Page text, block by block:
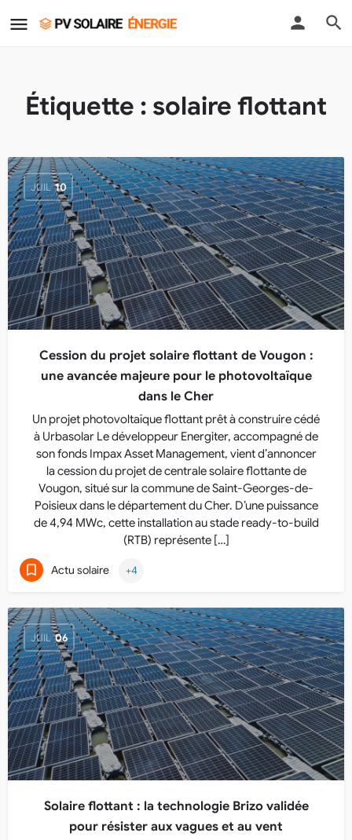
Étiquette : solaire flottant
JUIL 10
Cession du projet solaire flottant de Vougon :
une avancée majeure pour le photovoltaïque
dans le Cher
Un projet photovoltaïque flottant prêt à construire cédé
à Urbasolar Le développeur Energiter, accompagné de
son fonds Impax Asset Management, vient d’annoncer
la cession du projet de centrale solaire flottante de
Vougon, situé sur la commune de Saint-Georges-de-
Poisieux dans le département du Cher. D’une puissance
de 4,94 MWc, cette installation au stade ready-to-build
(RTB) représente […]
Actu solaire +4
JUIL 06
Solaire flottant : la technologie Brizo validée
pour résister aux vagues et au vent